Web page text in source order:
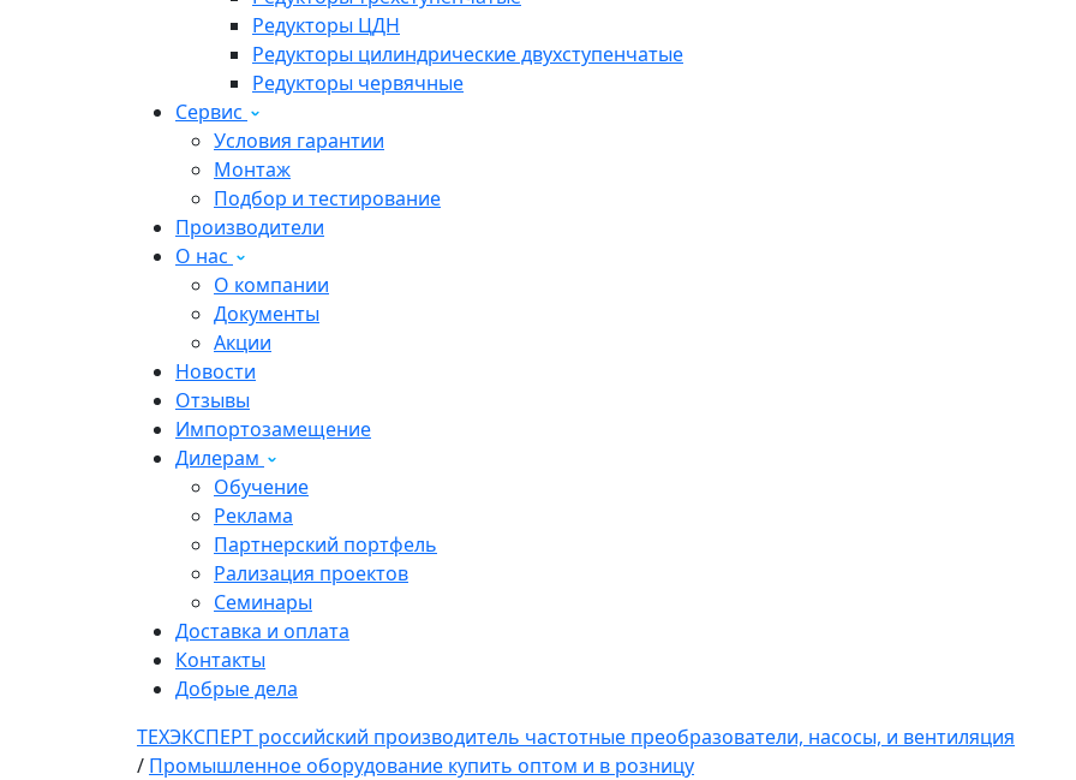
Редукторы ЦДН
Редукторы цилиндрические двухступенчатые
Редукторы червячные
Сервис
Условия гарантии
Монтаж
Подбор и тестирование
Производители
О нас
О компании
Документы
Акции
Новости
Отзывы
Импортозамещение
Дилерам
Обучение
Реклама
Партнерский портфель
Рализация проектов
Семинары
Доставка и оплата
Контакты
Добрые дела
ТЕХЭКСПЕРТ российский производитель частотные преобразователи, насосы, и вентиляция
/ Промышленное оборудование купить оптом и в розницу